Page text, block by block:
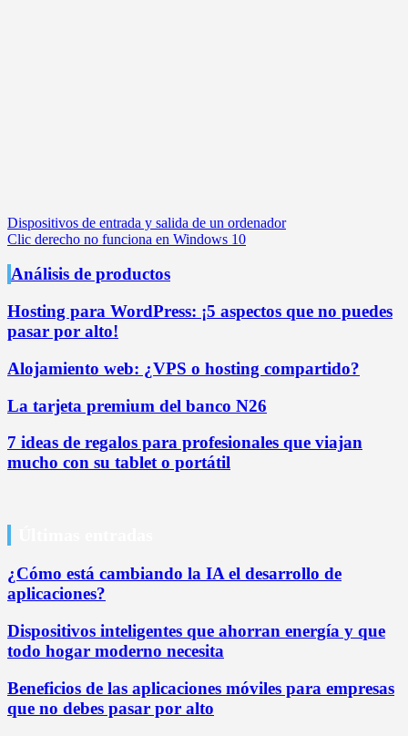
Navegación
de
entradas
Dispositivos de entrada y salida de un ordenador
Clic derecho no funciona en Windows 10
Análisis de productos
Hosting para WordPress: ¡5 aspectos que no puedes
pasar por alto!
Alojamiento web: ¿VPS o hosting compartido?
La tarjeta premium del banco N26
7 ideas de regalos para profesionales que viajan
mucho con su tablet o portátil
¿Cómo está cambiando la IA el desarrollo de
aplicaciones?
Dispositivos inteligentes que ahorran energía y que
todo hogar moderno necesita
Beneficios de las aplicaciones móviles para empresas
que no debes pasar por alto